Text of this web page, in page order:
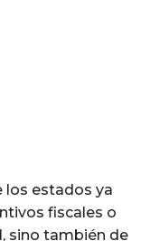
estados ya
fiscales o
sino también de